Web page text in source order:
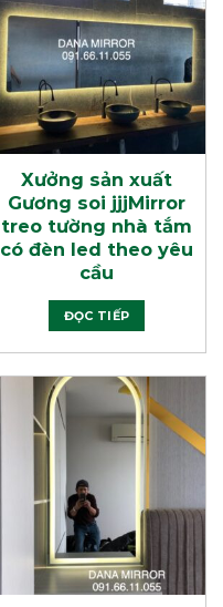
Xưởng sản xuất
Gương soi jjjMirror
treo tường nhà tắm
có đèn led theo yêu
cầu
ĐỌC TIẾP